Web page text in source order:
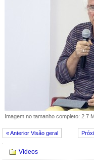
Imagem no tamanho completo: 2.7
« Anterior Visão geral
Vídeos